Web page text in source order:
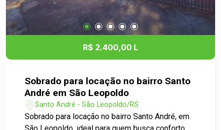
de estabelecer sua empresa em um dos bairros
mais promissores de São Leopoldo. Entre em
contato para mais informações e agende uma
encontrar o espaço ideal para o seu negócio!
R$ 2.400,00 L
Sobrado para locação no bairro Santo
André em São Leopoldo
Santo André - São Leopoldo/RS
Sobrado para locação no bairro Santo André, em